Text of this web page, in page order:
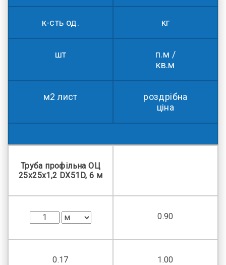
к-сть од. кг
шт
п.м /
кв.м
м2 лист
роздрібна
ціна
Труба профільна ОЦ
25x25x1,2 DX51D, 6 м
0.90
0.17 1.00